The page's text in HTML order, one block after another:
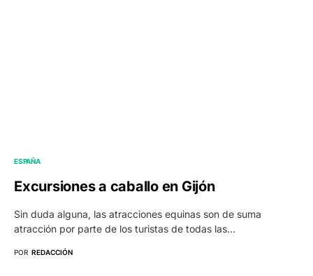
ESPAÑA
Excursiones a caballo en Gijón
Sin duda alguna, las atracciones equinas son de suma
atracción por parte de los turistas de todas las…
POR REDACCIÓN